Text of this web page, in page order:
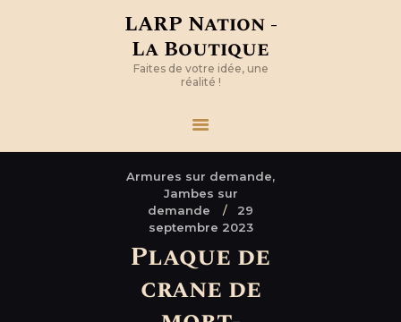
LARP Nation -
La Boutique
Faites de votre idée, une
réalité !
Armures sur demande,
Jambes sur
demande
29
septembre 2023
Plaque de
crane de